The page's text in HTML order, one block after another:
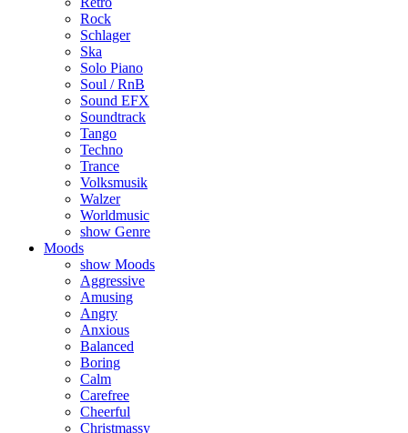
Rock
Schlager
Ska
Solo Piano
Soul / RnB
Sound EFX
Soundtrack
Tango
Techno
Trance
Volksmusik
Walzer
Worldmusic
show Genre
Moods
show Moods
Aggressive
Amusing
Angry
Anxious
Balanced
Boring
Calm
Carefree
Cheerful
Christmassy